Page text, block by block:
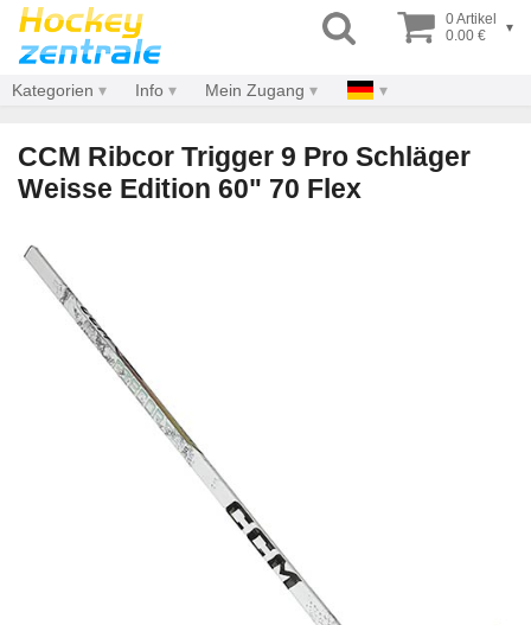
0 Artikel
0.00 €
▾
Kategorien Info Mein Zugang
CCM Ribcor Trigger 9 Pro Schläger
Weisse Edition 60" 70 Flex